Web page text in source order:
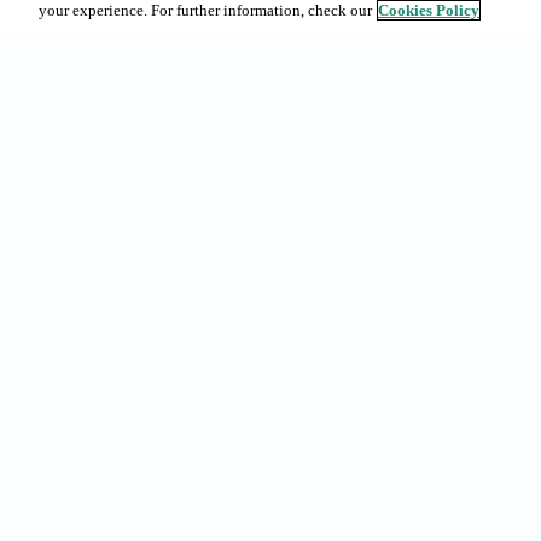
your experience. For further information, check our Cookies Policy